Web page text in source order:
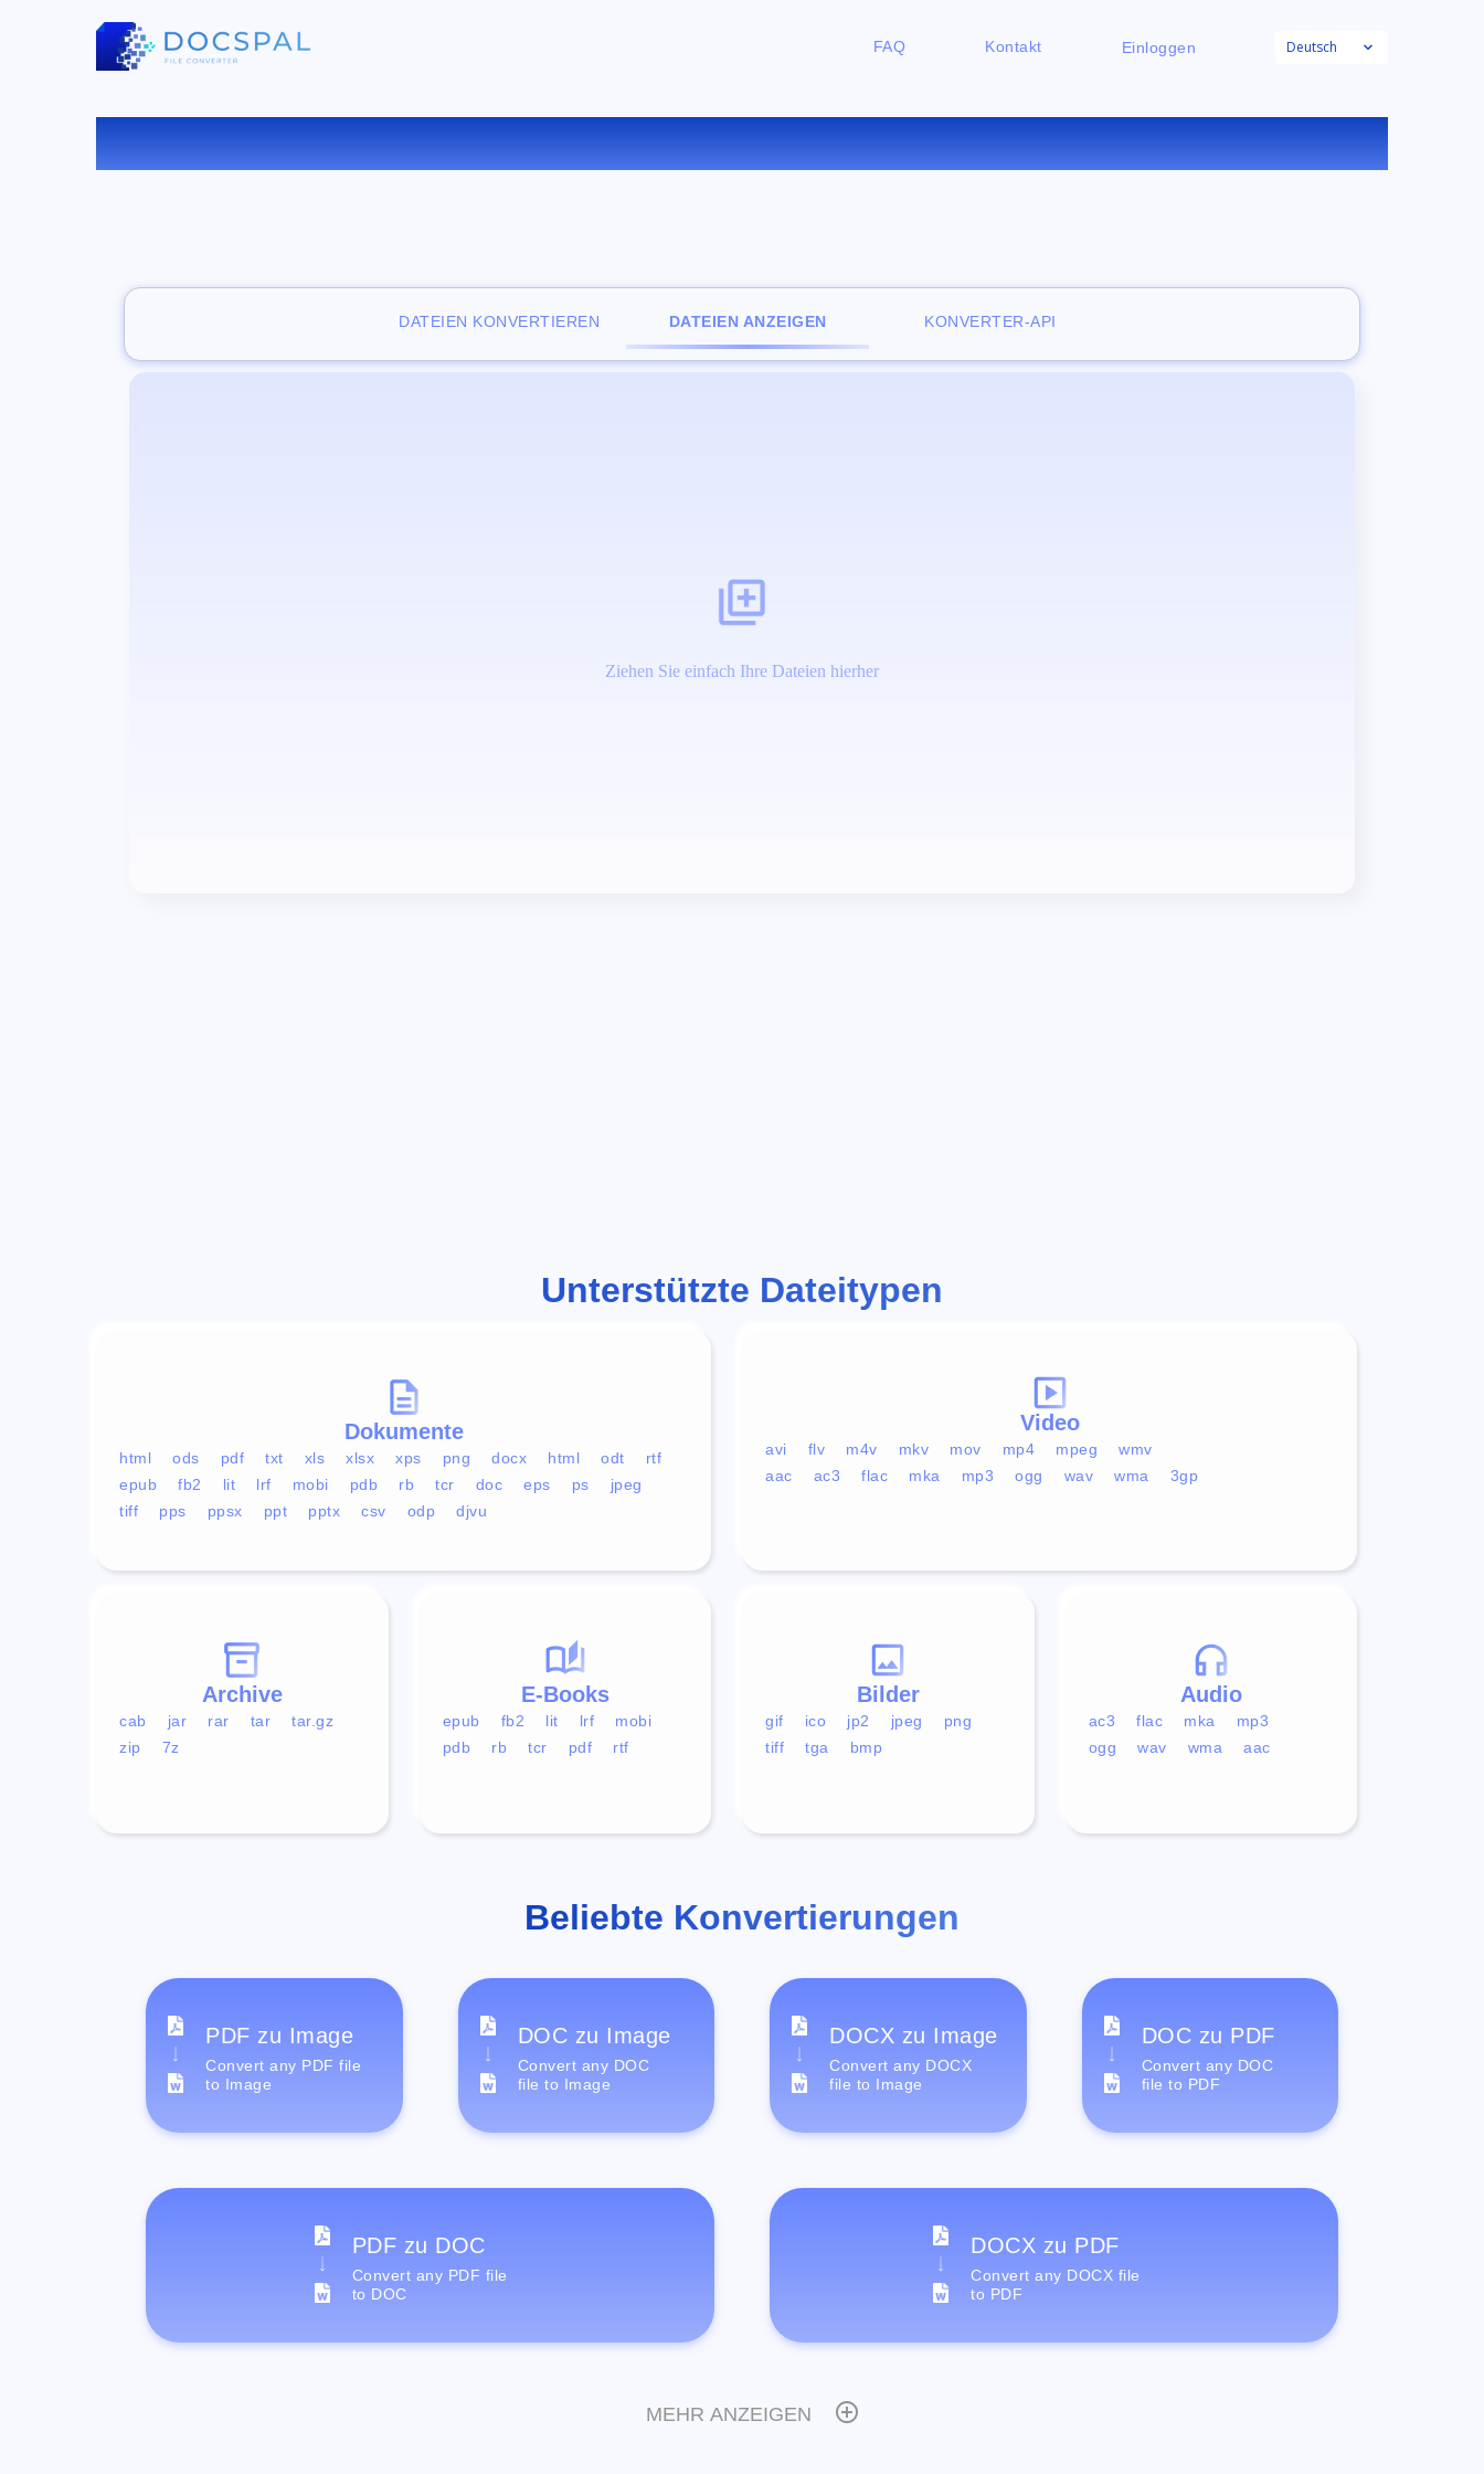
FAQ Kontakt Einloggen Deutsch
KOSTENLOSER ONLINE-DATEIBETRACHTER
DATEIEN KONVERTIEREN DATEIEN ANZEIGEN KONVERTER-API
Ziehen Sie einfach Ihre Dateien hierher
Unterstützte Dateitypen
Dokumente
html ods pdf txt xls xlsx xps png docx html odt
rtf
epub
fb2 lit lrf mobi pdb rb tcr doc eps ps
jpeg
tiff
pps ppsx ppt pptx csv odp djvu
Video
avi flv m4v mkv mov mp4 mpeg
wmv
aac
ac3 flac mka mp3 ogg wav wma 3gp
Audio
ac3 flac mka
mp3
ogg
wav wma aac
Bilder
gif ico jp2 jpeg
png
tiff
tga bmp
E-Books
epub fb2 lit lrf
mobi
pdb
rb tcr pdf rtf
Archive
cab jar rar tar
tar.gz
zip
7z
Beliebte Konvertierungen
PDF zu Image
Convert any PDF file
to Image
DOC zu Image
Convert any DOC
file to Image
DOCX zu Image
Convert any DOCX
file to Image
DOC zu PDF
Convert any DOC
file to PDF
PDF zu DOC
Convert any PDF file
to DOC
DOCX zu PDF
Convert any DOCX file
to PDF
MEHR ANZEIGEN